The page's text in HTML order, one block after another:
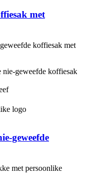
met
geweefde koffiesak
logo
geweefde